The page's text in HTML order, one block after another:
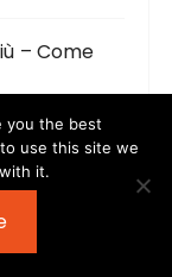
– Come
– Come
you the best
use this site we
it.